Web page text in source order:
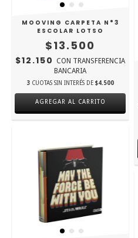
MOOVING CARPETA N°3
ESCOLAR LOTSO
$13.500
$12.150 CON TRANSFERENCIA
BANCARIA
3 CUOTAS SIN INTERÉS DE $4.500
AGREGAR AL CARRITO